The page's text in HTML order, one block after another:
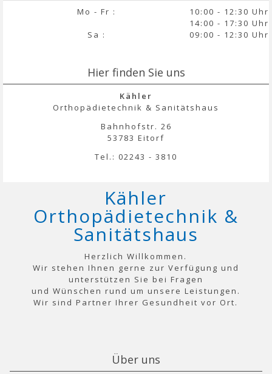
Mo - Fr :
10:00 - 12:30 Uhr
14:00 - 17:30 Uhr
Sa :
09:00 - 12:30 Uhr
Hier finden Sie uns
Kähler
Orthopädietechnik & Sanitätshaus
Bahnhofstr. 26
53783 Eitorf
Tel.: 02243 - 3810
Kähler
Orthopädietechnik &
Sanitätshaus
Herzlich Willkommen.
Wir stehen Ihnen gerne zur Verfügung und
unterstützen Sie bei Fragen
und Wünschen rund um unsere Leistungen.
Wir sind Partner Ihrer Gesundheit vor Ort.
Über uns